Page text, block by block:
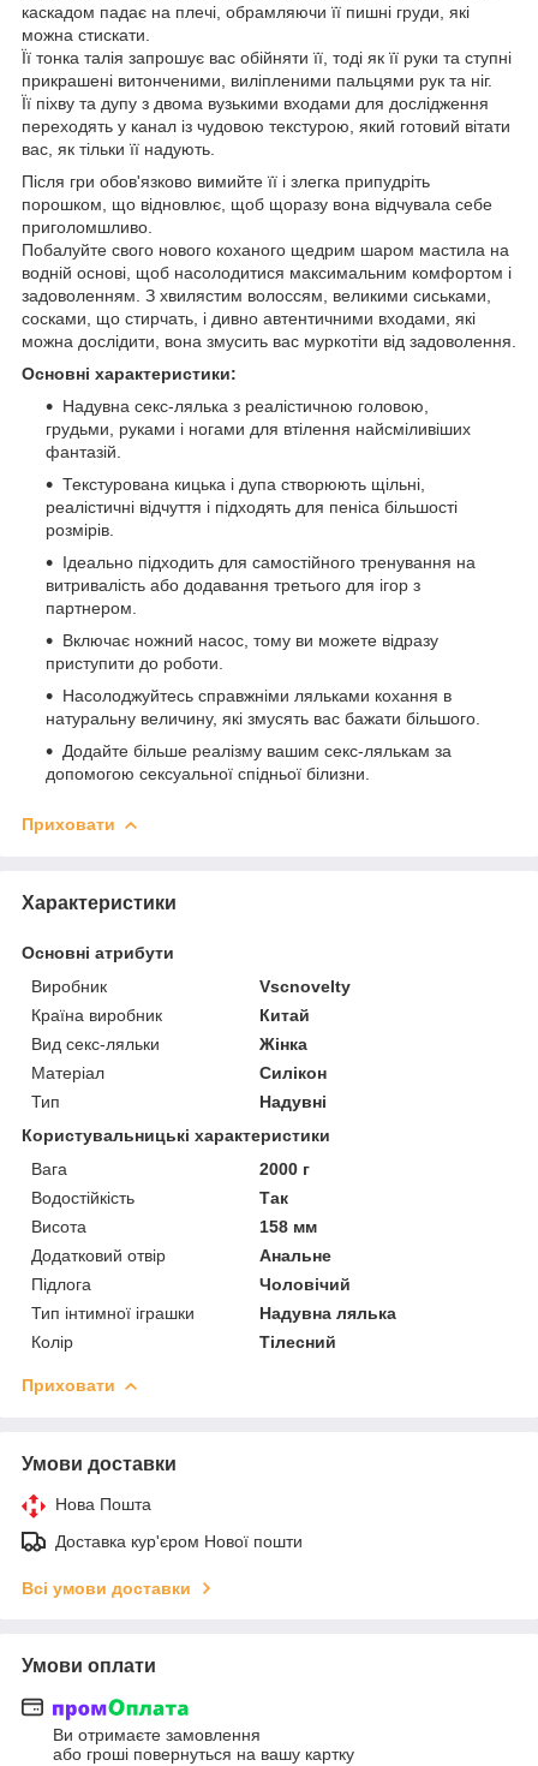
каскадом падає на плечі, обрамляючи її пишні груди, які
можна стискати.
Її тонка талія запрошує вас обійняти її, тоді як її руки та ступні
прикрашені витонченими, виліпленими пальцями рук та ніг.
Її піхву та дупу з двома вузькими входами для дослідження
переходять у канал із чудовою текстурою, який готовий вітати
вас, як тільки її надують.
Після гри обов'язково вимийте її і злегка припудріть
порошком, що відновлює, щоб щоразу вона відчувала себе
приголомшливо.
Побалуйте свого нового коханого щедрим шаром мастила на
водній основі, щоб насолодитися максимальним комфортом і
задоволенням. З хвилястим волоссям, великими сиськами,
сосками, що стирчать, і дивно автентичними входами, які
можна дослідити, вона змусить вас муркотіти від задоволення.
Основні характеристики:
Надувна секс-лялька з реалістичною головою,
грудьми, руками і ногами для втілення найсміливіших
фантазій.
Текстурована кицька і дупа створюють щільні,
реалістичні відчуття і підходять для пеніса більшості
розмірів.
Ідеально підходить для самостійного тренування на
витривалість або додавання третього для ігор з
партнером.
Включає ножний насос, тому ви можете відразу
приступити до роботи.
Насолоджуйтесь справжніми ляльками кохання в
натуральну величину, які змусять вас бажати більшого.
Додайте більше реалізму вашим секс-лялькам за
допомогою сексуальної спідньої білизни.
Приховати
Характеристики
Основні атрибути
Виробник
Vscnovelty
Країна виробник
Китай
Вид секс-ляльки
Жінка
Матеріал
Силікон
Тип
Надувні
Користувальницькі характеристики
Вага
2000 г
Водостійкість
Так
Висота
158 мм
Додатковий отвір
Анальне
Підлога
Чоловічий
Тип інтимної іграшки
Надувна лялька
Колір
Тілесний
Приховати
Умови доставки
Нова Пошта
Доставка кур'єром Нової пошти
Всі умови доставки
Умови оплати
Ви отримаєте замовлення
або гроші повернуться на вашу картку